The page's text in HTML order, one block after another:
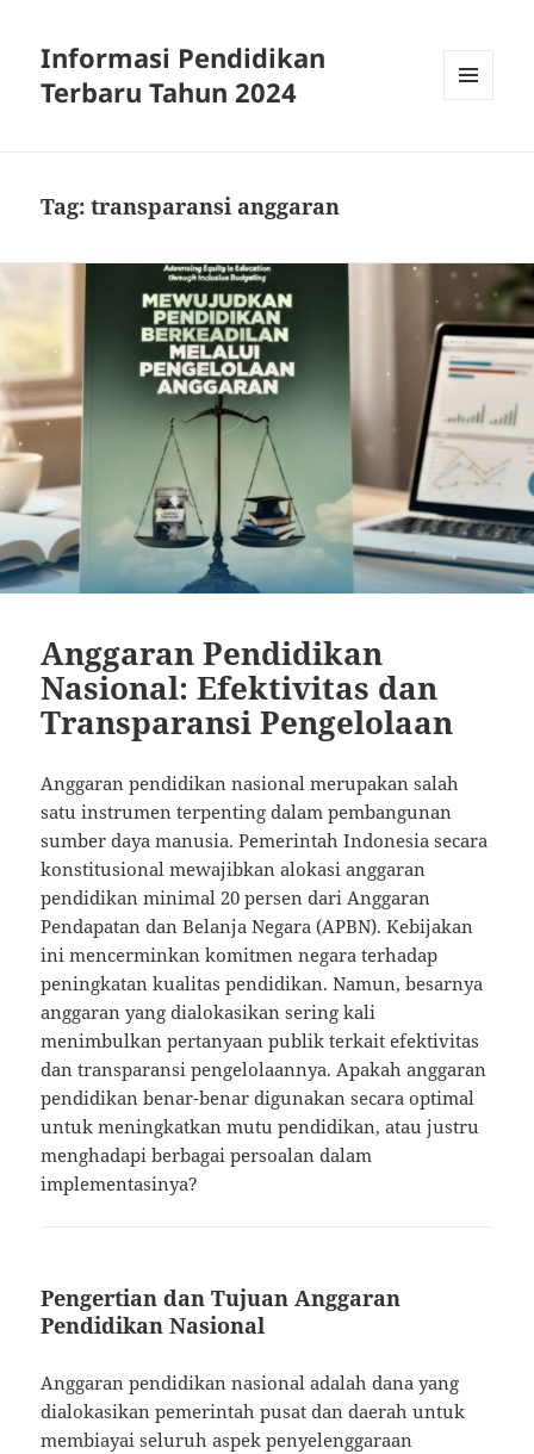
Informasi Pendidikan
Terbaru Tahun 2024
Tag:transparansi anggaran
Anggaran Pendidikan
Nasional: Efektivitas dan
Transparansi Pengelolaan
Anggaran pendidikan nasional merupakan salah
satu instrumen terpenting dalam pembangunan
sumber daya manusia. Pemerintah Indonesia secara
konstitusional mewajibkan alokasi anggaran
pendidikan minimal 20 persen dari Anggaran
Pendapatan dan Belanja Negara (APBN). Kebijakan
ini mencerminkan komitmen negara terhadap
peningkatan kualitas pendidikan. Namun, besarnya
anggaran yang dialokasikan sering kali
menimbulkan pertanyaan publik terkait efektivitas
dan transparansi pengelolaannya. Apakah anggaran
pendidikan benar-benar digunakan secara optimal
untuk meningkatkan mutu pendidikan, atau justru
menghadapi berbagai persoalan dalam
implementasinya?
Pengertian dan Tujuan Anggaran
Pendidikan Nasional
Anggaran pendidikan nasional adalah dana yang
dialokasikan pemerintah pusat dan daerah untuk
membiayai seluruh aspek penyelenggaraan